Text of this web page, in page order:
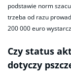
podstawie norm
trzeba od razu
200 000 euro
Czy status
dotyczy